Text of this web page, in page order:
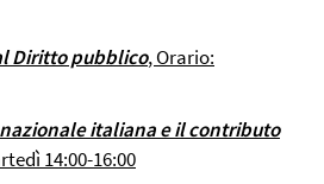
Diritto pubblico, Orario:
italiana e il contributo
14:00-16:00